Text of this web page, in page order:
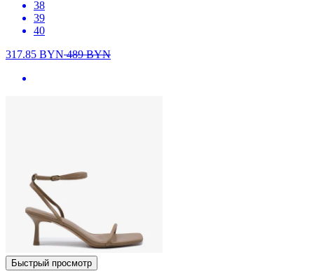
38
39
40
317.85 BYN489BYN
Быстрый просмотр